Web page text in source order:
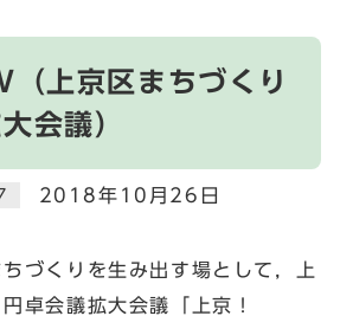
（上京区まちづくり
会議）
2018年10月26日
ちづくりを生み出す場として，上
卓会議拡大会議「上京！